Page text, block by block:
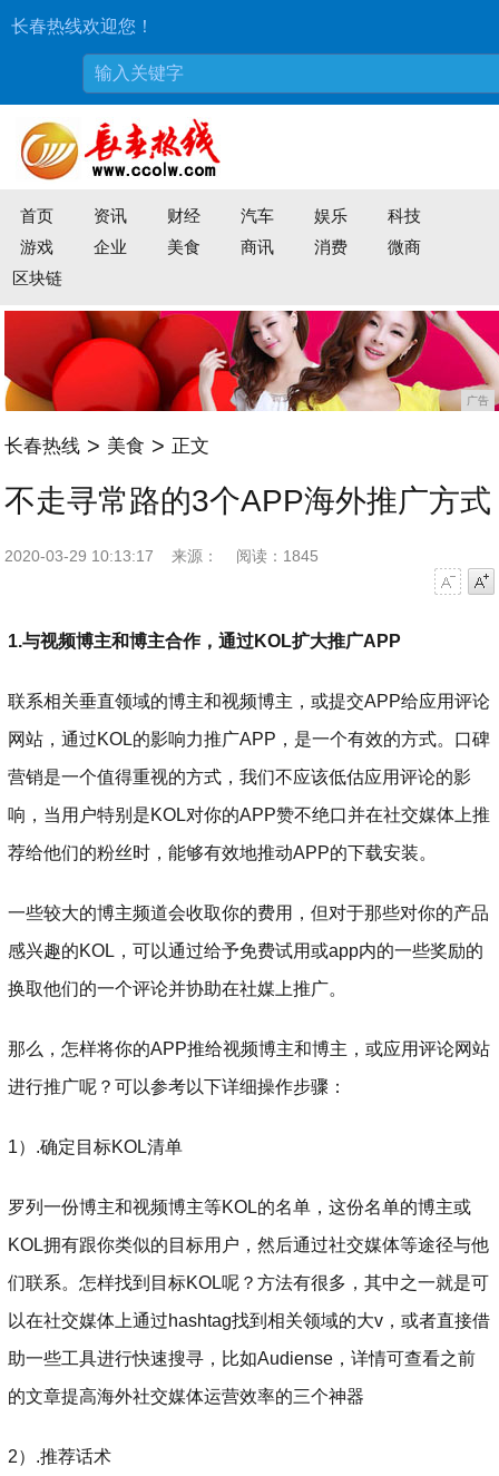
长春热线欢迎您！
首页 资讯 财经 汽车 娱乐
科技
游戏
企业 美食 商讯 消费
微商
区块链
广告
长春热线 > 美食 > 正文
不走寻常路的3个APP海外推广方式
2020-03-29 10:13:17 来源：
阅读：1845
1.与视频博主和博主合作，通过KOL扩大推广APP
联系相关垂直领域的博主和视频博主，或提交APP给应用评论
网站，通过KOL的影响力推广APP，是一个有效的方式。口碑
营销是一个值得重视的方式，我们不应该低估应用评论的影
响，当用户特别是KOL对你的APP赞不绝口并在社交媒体上推
荐给他们的粉丝时，能够有效地推动APP的下载安装。
一些较大的博主频道会收取你的费用，但对于那些对你的产品
感兴趣的KOL，可以通过给予免费试用或app内的一些奖励的
换取他们的一个评论并协助在社媒上推广。
那么，怎样将你的APP推给视频博主和博主，或应用评论网站
进行推广呢？可以参考以下详细操作步骤：
1）.确定目标KOL清单
罗列一份博主和视频博主等KOL的名单，这份名单的博主或
KOL拥有跟你类似的目标用户，然后通过社交媒体等途径与他
们联系。怎样找到目标KOL呢？方法有很多，其中之一就是可
以在社交媒体上通过hashtag找到相关领域的大v，或者直接借
助一些工具进行快速搜寻，比如Audiense，详情可查看之前
的文章提高海外社交媒体运营效率的三个神器
2）.推荐话术